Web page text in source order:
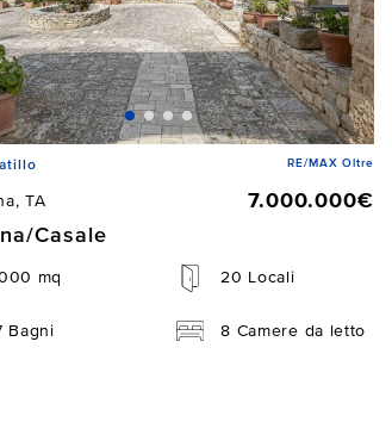
RE/MAX Oltre
TA
7.000.000€
Casale
mq 20 Locali
Bagni 8 Camere da letto